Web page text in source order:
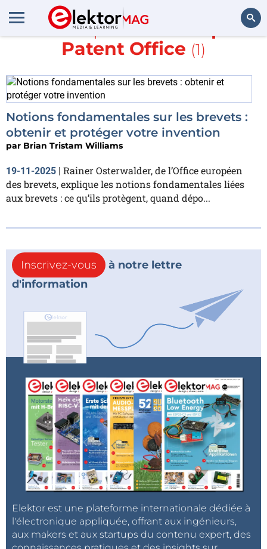
En savoir plus sur
European
Patent Office (1)
Notions fondamentales sur les brevets :
obtenir et protéger votre invention
par Brian Tristam Williams
19-11-2025 | Rainer Osterwalder, de l’Office européen
des brevets, explique les notions fondamentales liées
aux brevets : ce qu’ils protègent, quand dépo...
Inscrivez-vous
à notre lettre
d'information
Elektor est une plateforme internationale dédiée à
l'électronique appliquée, offrant aux ingénieurs,
aux makers et aux startups du contenu expert, des